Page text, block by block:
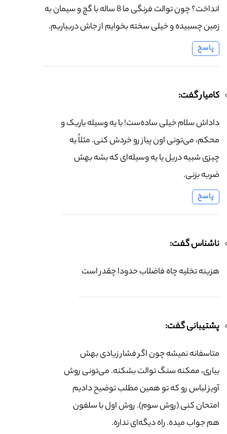
انداخت؟ چون توالت فرنگی ما 8 ساله با گچ و سیمان به
زمین چسبیده و خیلی سخته بخوایم از جاش دربیاریم.
پاسخ
کامیار گفت:
داداش سلام خیلی ساده‌ست! با یه وسیله باریک و
محکم، می‌تونی اون پیاز رو خردش کنی. مثلاً یه
چیزی شبیه دریل یا یه وسیله‌ای که بشه بهش
ضربه بزنی.
پاسخ
ناشناس گفت:
هزینه تخلیه چاه فاضلاب حدودا چقدر است
پشتیبانی گفت:
متاسفانه نمیشه چون اگر فشار زیادی بهش
بیاری، ممکنه سنگ توالت بشکنه. می‌تونی روش
آویز لباس رو که تو همین مطلب توضیح دادیم
امتحان کنی (روش سوم). روش اول با سلفون
هم جواب میده. راه دیگه‌ای نداره.